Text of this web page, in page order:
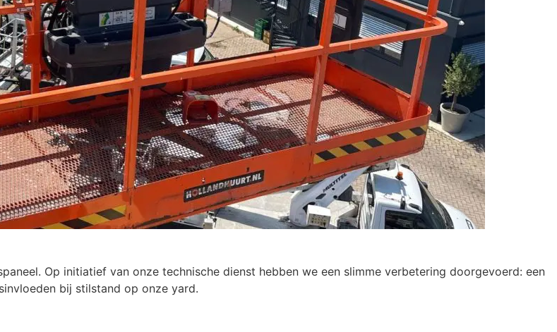
Op initiatief van onze technische dienst hebben we een slimme verbetering doorgevoerd: een
bij stilstand op onze yard.